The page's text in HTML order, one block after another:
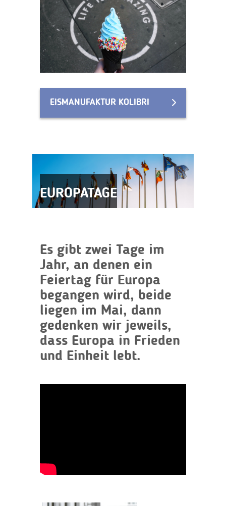
EISMANUFAKTUR KOLIBRI
EUROPATAGE
Es gibt zwei Tage im
Jahr, an denen ein
Feiertag für Europa
begangen wird, beide
liegen im Mai, dann
gedenken wir jeweils,
dass Europa in Frieden
und Einheit lebt.